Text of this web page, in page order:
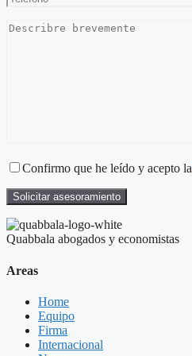
Confirmo que he leído y acepto la
Quabbala abogados y economistas
Areas
Home
Equipo
Firma
Internacional